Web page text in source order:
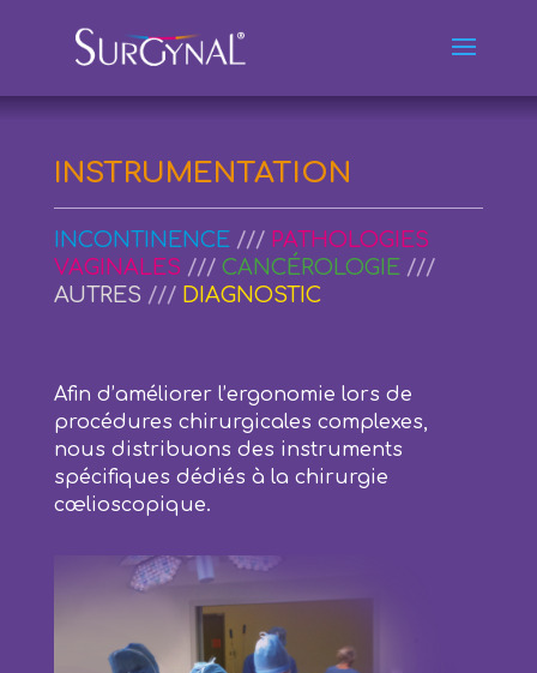
INSTRUMENTATION
INCONTINENCE/// PATHOLOGIES
VAGINALES /// CANCÉROLOGIE///
AUTRES /// DIAGNOSTIC
Afin d’améliorer l’ergonomie lors de
procédures chirurgicales complexes,
nous distribuons des instruments
spécifiques dédiés à la chirurgie
cœlioscopique.